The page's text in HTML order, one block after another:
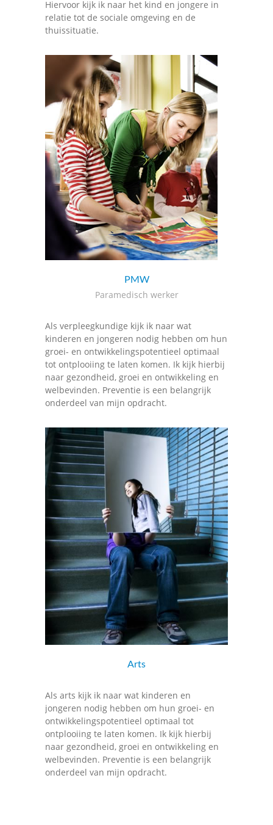
Hiervoor kijk ik naar het kind en jongere in
relatie tot de sociale omgeving en de
thuissituatie.
PMW
Paramedisch werker
Als verpleegkundige kijk ik naar wat
kinderen en jongeren nodig hebben om hun
groei- en ontwikkelingspotentieel optimaal
tot ontplooiing te laten komen. Ik kijk hierbij
naar gezondheid, groei en ontwikkeling en
welbevinden. Preventie is een belangrijk
onderdeel van mijn opdracht.
Arts
Als arts kijk ik naar wat kinderen en
jongeren nodig hebben om hun groei- en
ontwikkelingspotentieel optimaal tot
ontplooiing te laten komen. Ik kijk hierbij
naar gezondheid, groei en ontwikkeling en
welbevinden. Preventie is een belangrijk
onderdeel van mijn opdracht.